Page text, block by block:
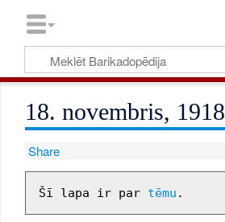
18. novembris, 1918
Share
Šī lapa ir par tēmu